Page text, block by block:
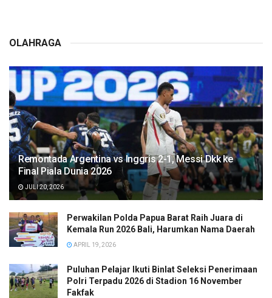
OLAHRAGA
Remontada Argentina vs Inggris 2-1, Messi Dkk ke
Final Piala Dunia 2026
JULI 20, 2026
Perwakilan Polda Papua Barat Raih Juara di
Kemala Run 2026 Bali, Harumkan Nama Daerah
APRIL 19, 2026
Puluhan Pelajar Ikuti Binlat Seleksi Penerimaan
Polri Terpadu 2026 di Stadion 16 November
Fakfak